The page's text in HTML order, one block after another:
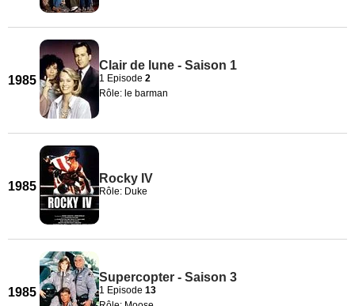
1985
Clair de lune - Saison 1
1 Episode 2
Rôle: le barman
1985
Rocky IV
Rôle: Duke
1985
Supercopter - Saison 3
1 Episode 13